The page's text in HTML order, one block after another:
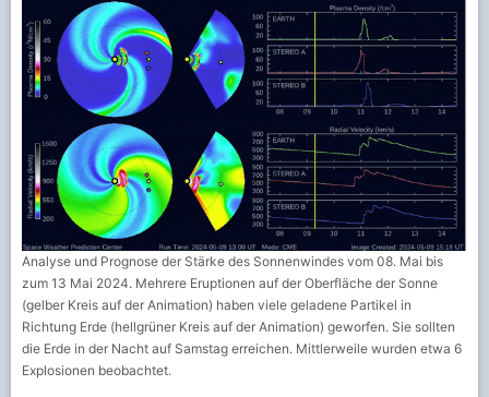
Analyse und Prognose der Stärke des Sonnenwindes vom 08. Mai bis
zum 13 Mai 2024. Mehrere Eruptionen auf der Oberfläche der Sonne
(gelber Kreis auf der Animation) haben viele geladene Partikel in
Richtung Erde (hellgrüner Kreis auf der Animation) geworfen. Sie sollten
die Erde in der Nacht auf Samstag erreichen. Mittlerweile wurden etwa 6
Explosionen beobachtet.